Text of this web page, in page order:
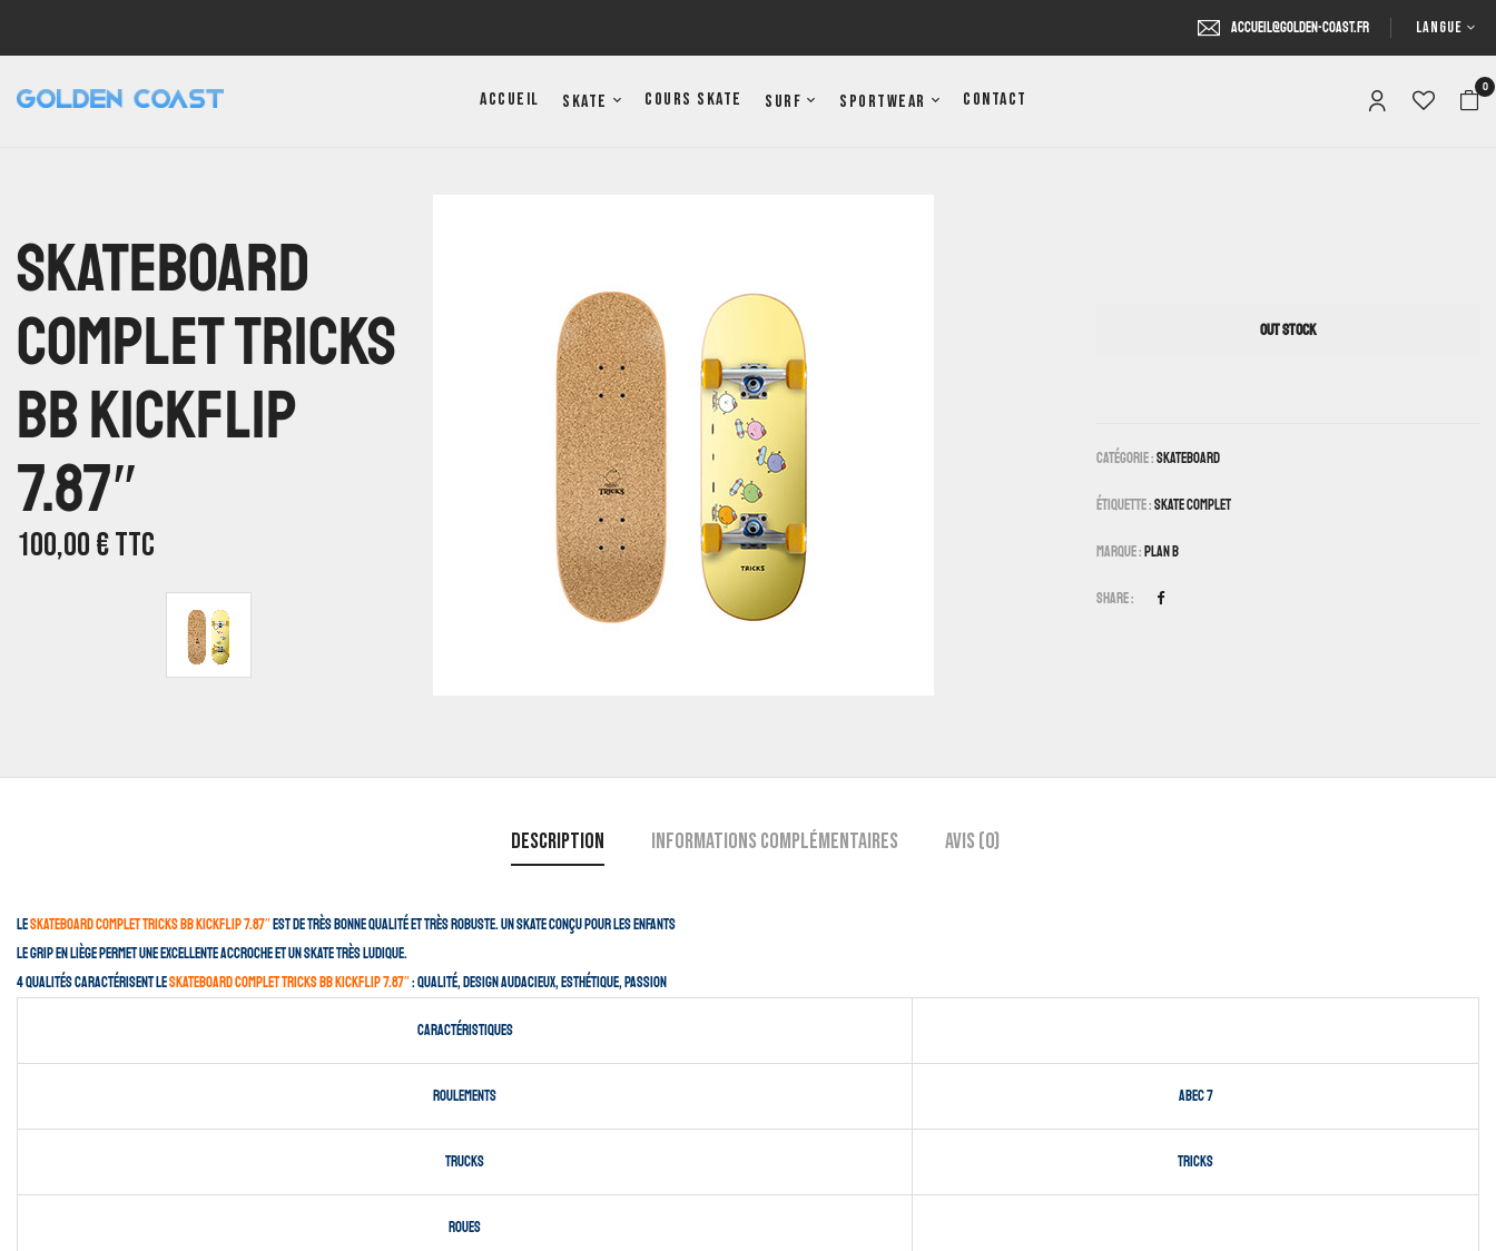
accueil@golden-coast.fr LANGUE
Accueil Skate Cours Skate Surf Sportwear Contact
0
Skateboard
Complet Tricks
BB Kickflip
7.87″
100,00€TTC
OUT STOCK
Catégorie :Skateboard
Étiquette :Skate Complet
Marque : Plan B
Share :
Description Informations complémentaires Avis (0)
LeSkateboard Complet Tricks BB Kickflip 7.87″ est de très bonne qualité et très robuste. Un skate conçu pour les enfants
Le grip en liège permet une excellente accroche et un skate très ludique.
4 qualités caractérisent leSkateboard Complet Tricks BB Kickflip 7.87″: qualité, design audacieux, esthétique, passion
Caractéristiques
Roulements Abec 7
Trucks Tricks
Roues